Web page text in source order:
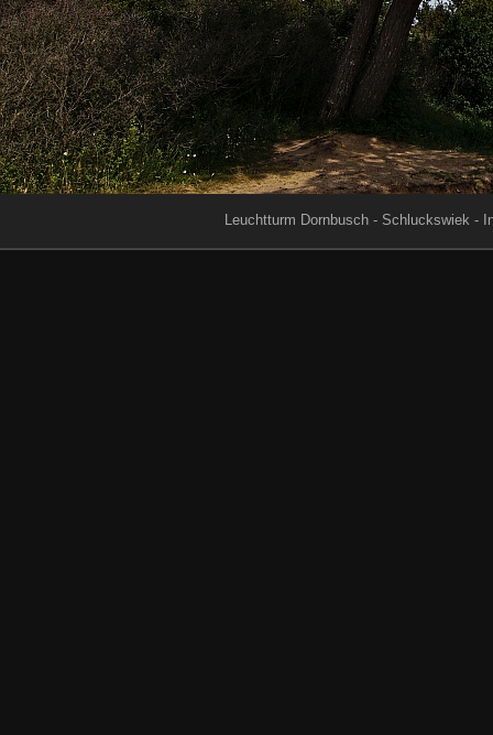
Leuchtturm Dornbusch - Schluckswiek -